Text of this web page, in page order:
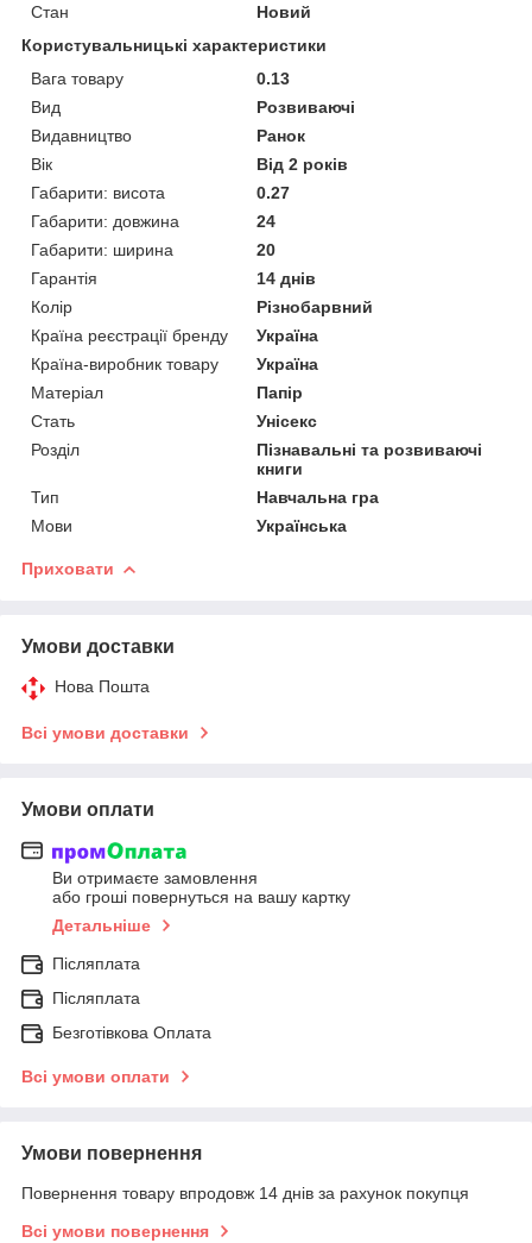
Стан
Новий
Користувальницькі характеристики
Вага товару
0.13
Вид
Розвиваючі
Видавництво
Ранок
Вік
Від 2 років
Габарити: висота
0.27
Габарити: довжина
24
Габарити: ширина
20
Гарантія
14 днів
Колір
Різнобарвний
Країна реєстрації бренду
Україна
Країна-виробник товару
Україна
Матеріал
Папір
Стать
Унісекс
Розділ
Пізнавальні та розвиваючі
книги
Тип
Навчальна гра
Мови
Українська
Приховати
Умови доставки
Нова Пошта
Всі умови доставки
Умови оплати
Ви отримаєте замовлення
або гроші повернуться на вашу картку
Детальніше
Післяплата
Післяплата
Безготівкова Оплата
Всі умови оплати
Умови повернення
Повернення товару впродовж 14 днів за рахунок покупця
Всі умови повернення